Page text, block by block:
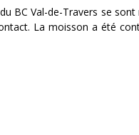
BC Val-de-Travers se
La moisson a été